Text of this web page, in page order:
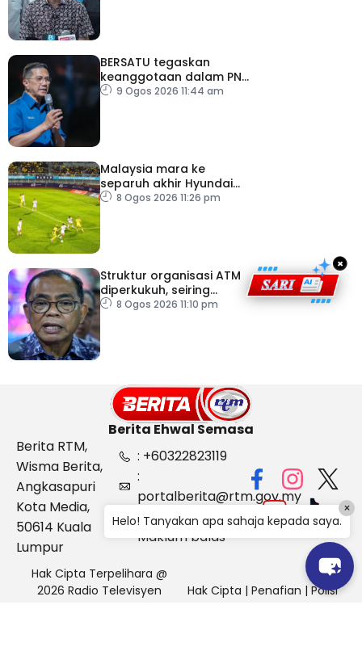
BERSATU tegaskan
keanggotaan dalam PN
masih sah
9 Ogos 2026 11:44 am
Malaysia mara ke
separuh akhir Hyundai
ASEAN Cup
8 Ogos 2026 11:26 pm
Struktur organisasi ATM
diperkukuh, seiring
pemodenan aset
8 Ogos 2026 11:10 pm
×
Berita Ehwal Semasa
Berita RTM,
Wisma Berita,
Angkasapuri
Kota Media,
50614 Kuala
Lumpur
: +60322823119
:
portalberita@rtm.gov.my
: Aduan &
Maklum balas
Hak Cipta Terpelihara @
2026 Radio Televisyen
Hak Cipta | Penafian | Polisi
Helo! Tanyakan apa sahaja kepada saya.
×